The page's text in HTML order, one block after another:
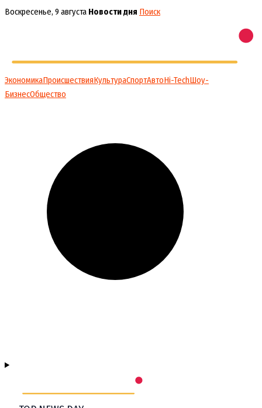
Перейти
Воскресенье, 9 августа Новости дня Поиск
ЭкономикаПроисшествияКультураСпортАвтоHi-TechШоу-
БизнесОбщество